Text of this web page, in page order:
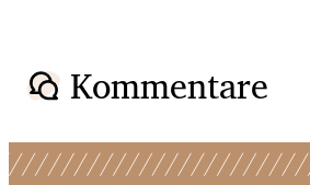
Kommentare